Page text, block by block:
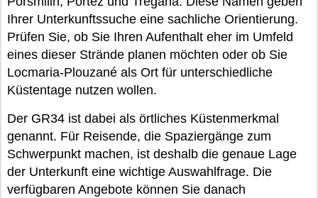
Ihrer Unterkunftssuche eine sachliche Orientierung.
Prüfen Sie, ob Sie Ihren Aufenthalt eher im Umfeld
eines dieser Strände planen möchten oder ob Sie
Locmaria-Plouzané als Ort für unterschiedliche
Küstentage nutzen wollen.
Der GR34 ist dabei als örtliches Küstenmerkmal
genannt. Für Reisende, die Spaziergänge zum
Schwerpunkt machen, ist deshalb die genaue Lage
der Unterkunft eine wichtige Auswahlfrage. Die
verfügbaren Angebote können Sie danach